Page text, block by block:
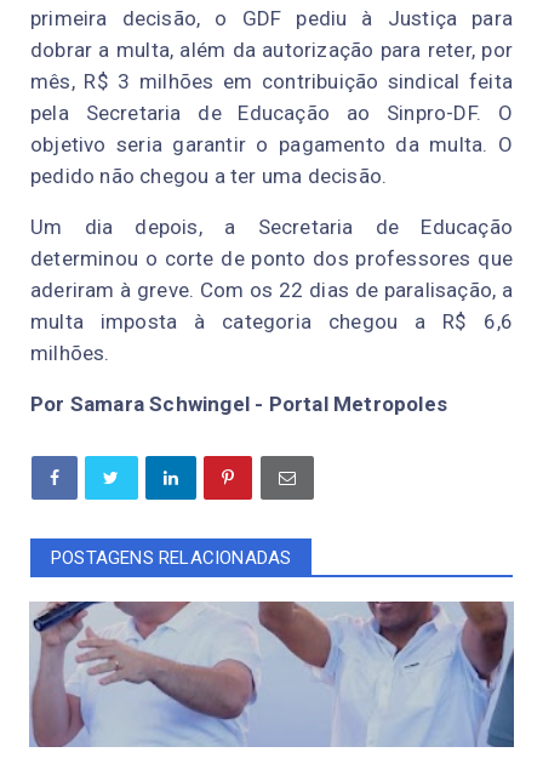
primeira decisão, o GDF pediu à Justiça para
dobrar a multa, além da autorização para reter, por
mês, R$ 3 milhões em contribuição sindical feita
pela Secretaria de Educação ao Sinpro-DF. O
objetivo seria garantir o pagamento da multa. O
pedido não chegou a ter uma decisão.
Um dia depois, a Secretaria de Educação
determinou o corte de ponto dos professores que
aderiram à greve. Com os 22 dias de paralisação, a
multa imposta à categoria chegou a R$ 6,6
milhões.
Por Samara Schwingel - Portal Metropoles
POSTAGENS RELACIONADAS